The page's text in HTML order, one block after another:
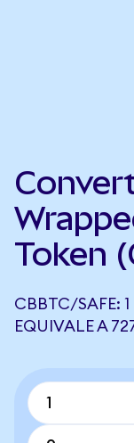
Token
CBBTC/SAFE:
EQUIVALE A